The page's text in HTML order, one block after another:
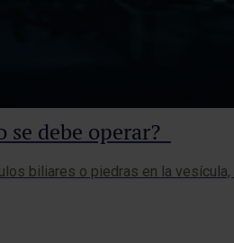
se debe operar?
biliares o piedras en la